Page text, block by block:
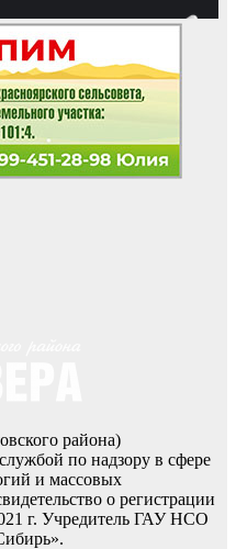
района)
по надзору в сфере
и массовых
о регистрации
г. Учредитель ГАУ НСО